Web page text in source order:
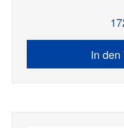
In den